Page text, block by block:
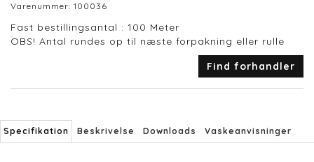
Varenummer: 100036
Fast bestillingsantal : 100 Meter
OBS! Antal rundes op til næste forpakning eller rulle
Find forhandler
Specifikation Beskrivelse Downloads Vaskeanvisninger